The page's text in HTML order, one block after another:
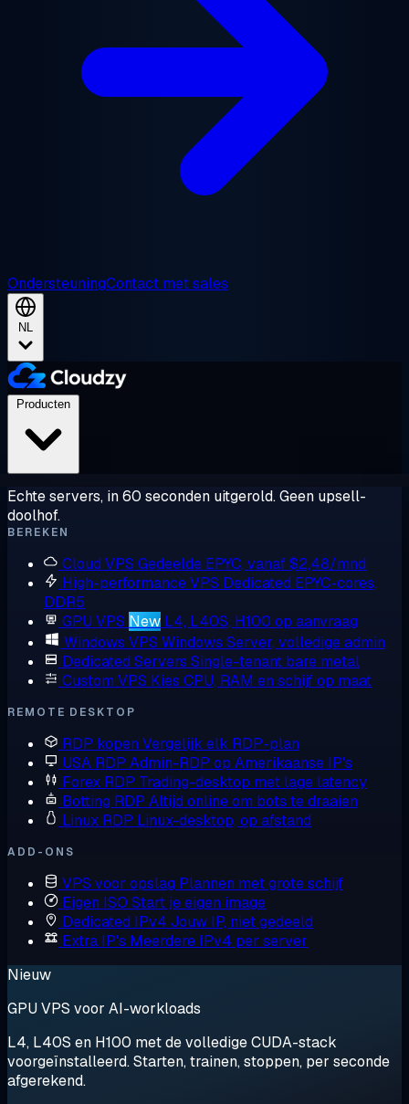
OndersteuningContact met sales
NL
Echte servers, in 60 seconden uitgerold. Geen upsell-
doolhof.
BEREKEN
Cloud VPS Gedeelde EPYC, vanaf $2,48/mnd
High-performance VPS Dedicated EPYC-cores,
DDR5
GPU VPS New L4, L40S, H100 op aanvraag
Windows VPS Windows Server, volledige admin
Dedicated Servers Single-tenant bare metal
Custom VPS Kies CPU, RAM en schijf op maat
REMOTE DESKTOP
RDP kopen Vergelijk elk RDP-plan
USA RDP Admin-RDP op Amerikaanse IP's
Forex RDP Trading-desktop met lage latency
Botting RDP Altijd online om bots te draaien
Linux RDP Linux-desktop, op afstand
ADD-ONS
VPS voor opslag Plannen met grote schijf
Eigen ISO Start je eigen image
Dedicated IPv4 Jouw IP, niet gedeeld
Extra IP's Meerdere IPv4 per server
Nieuw
GPU VPS voor AI-workloads
L4, L40S en H100 met de volledige CUDA-stack
voorgeïnstalleerd. Starten, trainen, stoppen, per seconde
afgerekend.